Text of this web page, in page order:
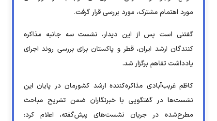
مورد اهتمام مشترک، مورد بررسی قرار گرفت.
گفتنی است پس از این دیدار، نشست سه جانبه مذاکره
کنندگان ارشد ایران، قطر و پاکستان برای بررسی روند اجرای
یادداشت تفاهم برگزار شد.
کاظم غربب‌آبادی مذاکره‌کننده ارشد کشورمان در پایان این
نشست‌ها در گفتگویی با خبرنگاران ضمن تشریح مباحث
مطرح‌شده در جریان نشست‌های پیش‌گفته، اعلام کرد: